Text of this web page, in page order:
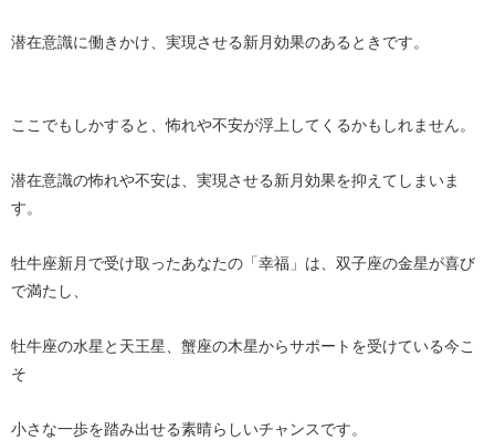
潜在意識に働きかけ、実現させる新月効果のあるときです。
ここでもしかすると、怖れや不安が浮上してくるかもしれません。
潜在意識の怖れや不安は、実現させる新月効果を抑えてしまいま
す。
牡牛座新月で受け取ったあなたの「幸福」は、双子座の金星が喜び
で満たし、
牡牛座の水星と天王星、蟹座の木星からサポートを受けている今こ
そ
小さな一歩を踏み出せる素晴らしいチャンスです。